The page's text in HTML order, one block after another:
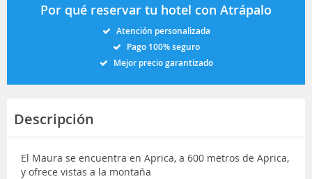
Por qué reservar tu hotel con Atrápalo
Atención personalizada
Pago 100% seguro
Mejor precio garantizado
Descripción
El Maura se encuentra en Aprica, a 600 metros de Aprica,
y ofrece vistas a la montaña